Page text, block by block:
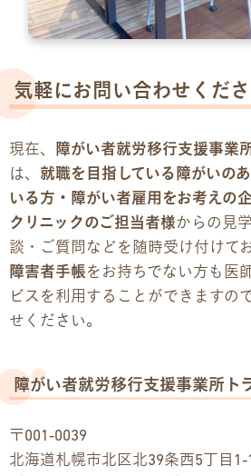
気軽にお問い合わせくだ
現在、 障がい者就労移行支援事業
は、 就職を目指している障がいの
いる方・障がい者雇用をお考えの
クリニックのご担当者様からの見
談・ご質問などを随時受け付けて
障害者手帳をお持ちでない方も医
ビスを利用することができますの
せください。
障がい者就労移行支援事業所ト
〒001-0039
北海道札幌市北区北39条西5丁目1-